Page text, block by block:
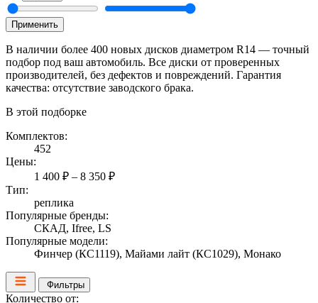
Применить
В наличии более 400 новых дисков диаметром R14 — точный
подбор под ваш автомобиль. Все диски от проверенных
производителей, без дефектов и повреждений. Гарантия
качества: отсутствие заводского брака.
В этой подборке
Комплектов:
452
Цены:
1 400 ₽ – 8 350 ₽
Тип:
реплика
Популярные бренды:
СКАД, Ifree, LS
Популярные модели:
Финчер (КС1119), Майами лайт (КС1029), Монако
Фильтры
Количество от: